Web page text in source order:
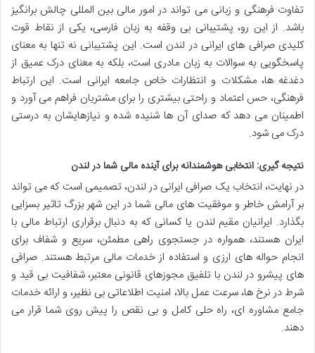
تفاوت فرهنگی و زبانی می تواند در امور مالی بین المللی چالش برانگیز
باشد. از این رو، پشتیبانی بی وقفه به زبان فارسی، یکی از نقاط قوت
کلیدی صرافی های ایرانی در لندن است. این پشتیبانی نه تنها به معنای
پاسخگویی به سوالات به زبان مادری است، بلکه به معنای درک عمیق از
دغدغه ها، مشکلات و انتظارات خاص جامعه ایرانی است. این ارتباط
فرهنگی، حس اعتماد و راحتی بیشتری را برای مشتریان فراهم می آورد و
اطمینان می دهد که صدای آن ها شنیده شده و نیازهایشان به درستی
درک می شود.
نتیجه گیری: انتخابی هوشمندانه برای آینده مالی شما در لندن
در نهایت، انتخاب یک صرافی ایرانی در لندن، تصمیمی است که می تواند
بر آرامش خاطر و موفقیت های مالی شما در این شهر بزرگ تاثیر بسزایی
بگذارد. ایرانیان مقیم لندن یا کسانی که به دنبال برقراری ارتباط مالی با
ایران هستند، همواره در جستجوی راهی مطمئن، سریع و شفاف برای
انجام حواله های ارزی و استفاده از خدمات مالی مرتبط هستند. صرافی
های پیشرو در لندن با تلفیق مجوزهای قانونی معتبر، شفافیت بی قید و
شرط در نرخ ها، سرعت عمل بالا، امنیت اطلاعاتی بی نظیر، و ارائه خدمات
جامع مشاوره ای، راه حلی کامل و بی نقص را پیش روی شما قرار می
دهند.